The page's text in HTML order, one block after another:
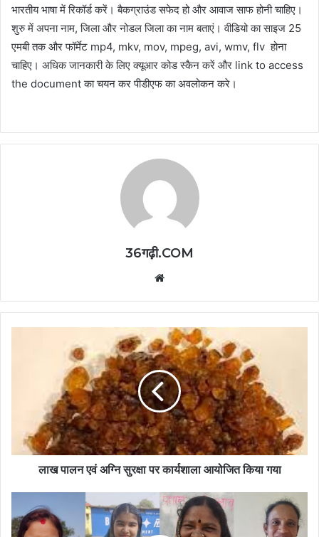
भारतीय भाषा में रिकॉर्ड करें। बैकग्राउंड सफेद हो और आवाज साफ होनी चाहिए।
शुरु में अपना नाम, जिला और नोडल जिला का नाम बताएं। वीडियो का साइज 25
एमबी तक और फॉर्मेट mp4, mkv, mov, mpeg, avi, wmv, flv होना
चाहिए। अधिक जानकारी के लिए क्यूआर कोड स्कैन करें और link to access
the document का चयन कर पीडीएफ का अवलोकन करे।
36गढ़ी.COM
लाख पालन एवं अग्नि सुरक्षा पर कार्यशाला आयोजित किया गया